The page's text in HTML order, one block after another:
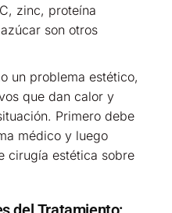
zinc, proteína
son otros
un problema estético,
que dan calor y
Primero debe
médico y luego
cirugía estética sobre